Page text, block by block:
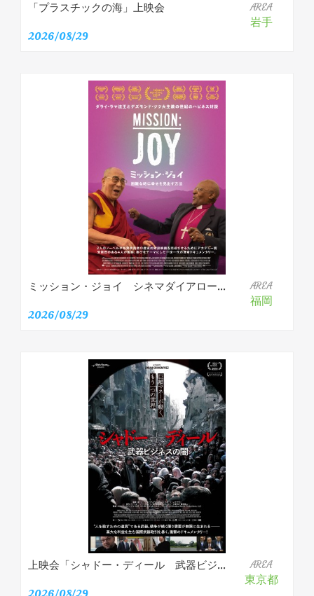
「プラスチックの海」上映会 AREA
岩手
2026/08/29
ミッション・ジョイ シネマダイアロー... AREA
福岡
2026/08/29
上映会「シャドー・ディール 武器ビジ... AREA
東京都